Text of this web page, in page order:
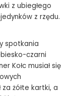
z ubiegłego
z rzędu.
spotkania
czarni
Kołc musiał się
żółte kartki, a